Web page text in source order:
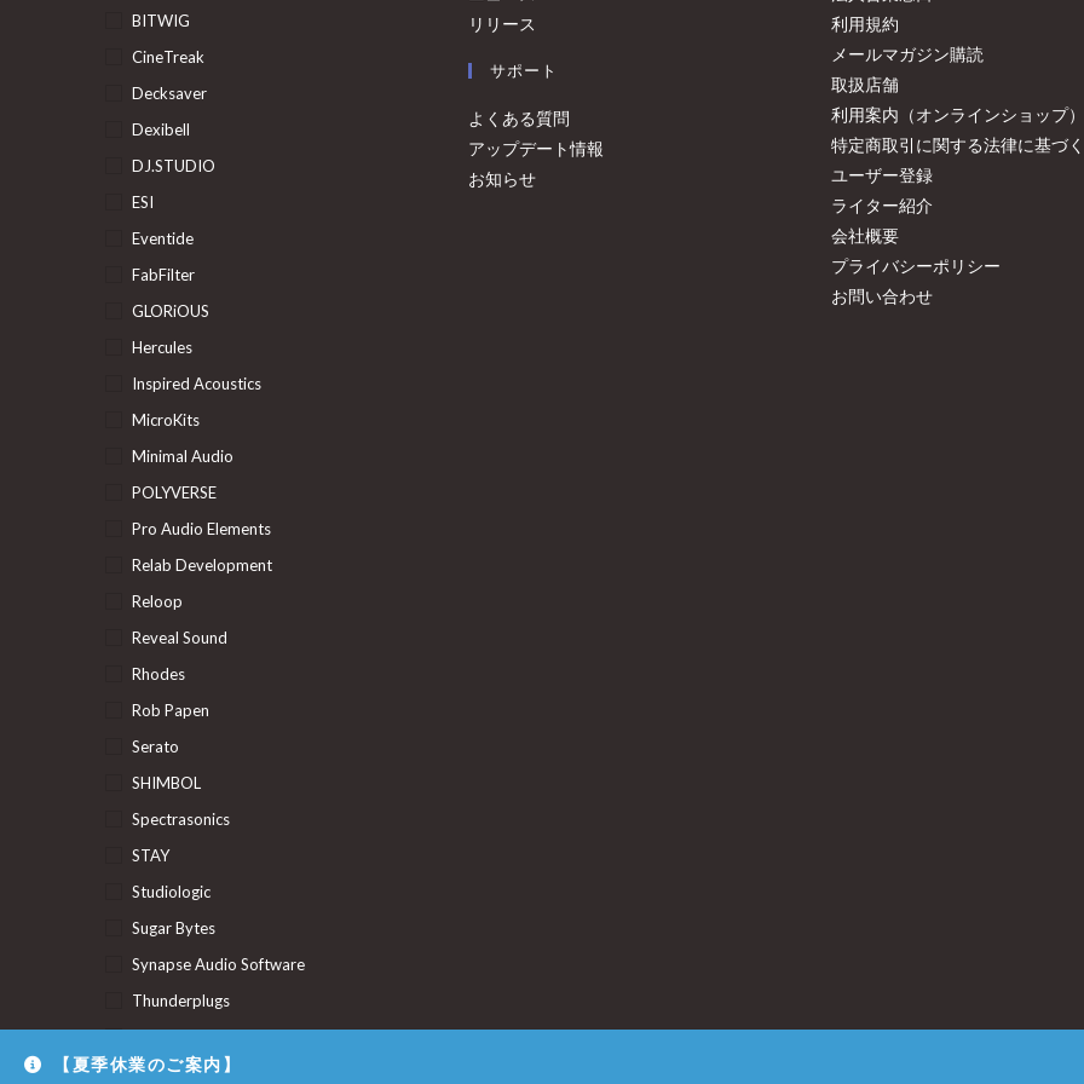
BITWIG
CineTreak
Decksaver
Dexibell
DJ.STUDIO
ESI
Eventide
FabFilter
GLORiOUS
Hercules
Inspired Acoustics
MicroKits
Minimal Audio
POLYVERSE
Pro Audio Elements
Relab Development
Reloop
Reveal Sound
Rhodes
Rob Papen
Serato
SHIMBOL
Spectrasonics
STAY
Studiologic
Sugar Bytes
Synapse Audio Software
Thunderplugs
Union Audio
リリース
サポート
よくある質問
アップデート情報
お知らせ
利用規約
メールマガジン購読
取扱店舗
利用案内（オンラインショップ）
特定商取引に関する法律に基づ
ユーザー登録
ライター紹介
会社概要
プライバシーポリシー
お問い合わせ
【夏季休業のご案内】